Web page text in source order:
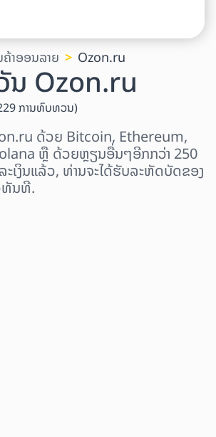
ຄ້າອອນລາຍ Ozon.ru
ນ Ozon.ru
ການທົບທວນ)
ດ້ວຍ Bitcoin, Ethereum,
ຫຼື ດ້ວຍຫຼຽນອື່ນໆອີກກວ່າ 250
ະເງິນແລ້ວ, ທ່ານຈະໄດ້ຮັບລະຫັດບັດຂອງ
ທັນທີ.